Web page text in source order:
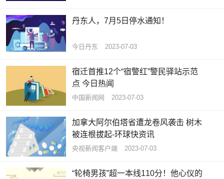
丹东人，7月5日停水通知！
今日丹东 2023-07-03
宿迁首推12个“宿警红”警民驿站示范
点 今日热闻
中国新闻网 2023-07-03
加拿大阿尔伯塔省遭龙卷风袭击 树木
被连根拔起-环球快资讯
央视新闻客户端 2023-07-03
“轮椅男孩”超一本线110分！他心仪的